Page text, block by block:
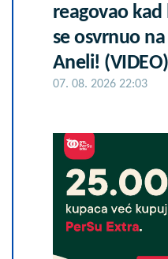
reagovao
se osvrnuo
Aneli! (VIDEO)
07. 08. 2026 22:03